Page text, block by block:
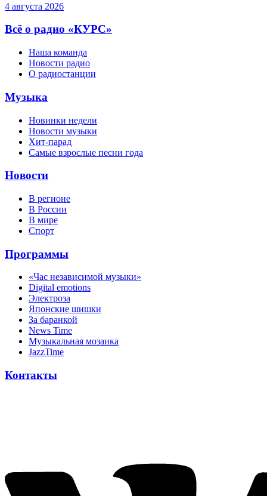
4 августа 2026
Всё о радио «КУРС»
Наша команда
Новости радио
О радиостанции
Музыка
Новинки недели
Новости музыки
Хит-парад
Самые взрослые песни года
Новости
В регионе
В России
В мире
Спорт
Программы
«Час независимой музыки»
Digital emotions
Электроза
Японскиe шишки
За баранкой
News Time
Музыкальная мозаика
JazzTime
Контакты